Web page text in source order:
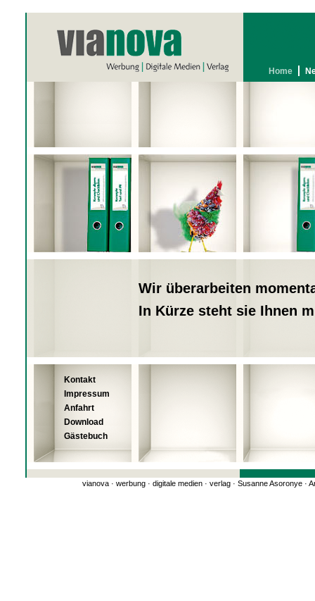
Home
Wir überarbeiten
In Kürze steht sie Ihnen
Kontakt
Impressum
Anfahrt
Download
Gästebuch
vianova · werbung · digitale medien · verlag · Susanne Asoronye